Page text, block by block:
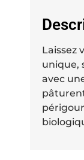
Laissez
unique,
avec